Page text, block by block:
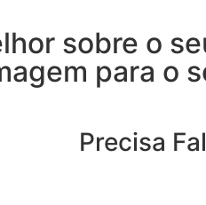
sobre o
para o
Precisa